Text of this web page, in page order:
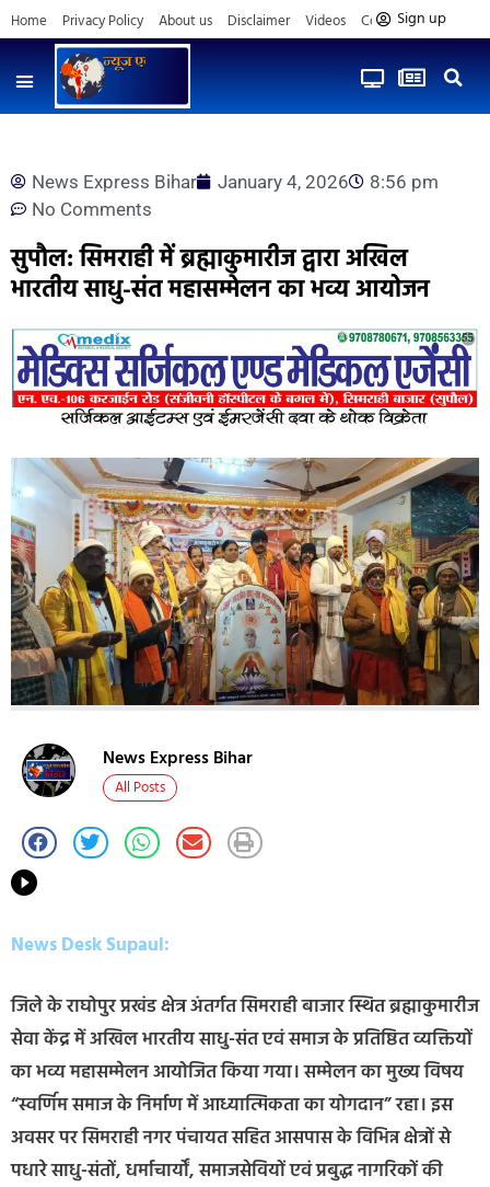
Home Privacy Policy About us Disclaimer Videos Contact us
Sign up
News Express Bihar January 4, 2026
8:56 pm
No Comments
सुपौल: सिमराही में ब्रह्माकुमारीज द्वारा अखिल
भारतीय साधु-संत महासम्मेलन का भव्य आयोजन
News Express Bihar
All Posts
News Desk Supaul:
जिले के राघोपुर प्रखंड क्षेत्र अंतर्गत सिमराही बाजार स्थित ब्रह्माकुमारीज
सेवा केंद्र में अखिल भारतीय साधु-संत एवं समाज के प्रतिष्ठित व्यक्तियों
का भव्य महासम्मेलन आयोजित किया गया। सम्मेलन का मुख्य विषय
“स्वर्णिम समाज के निर्माण में आध्यात्मिकता का योगदान” रहा। इस
अवसर पर सिमराही नगर पंचायत सहित आसपास के विभिन्न क्षेत्रों से
पधारे साधु-संतों, धर्माचार्यों, समाजसेवियों एवं प्रबुद्ध नागरिकों की